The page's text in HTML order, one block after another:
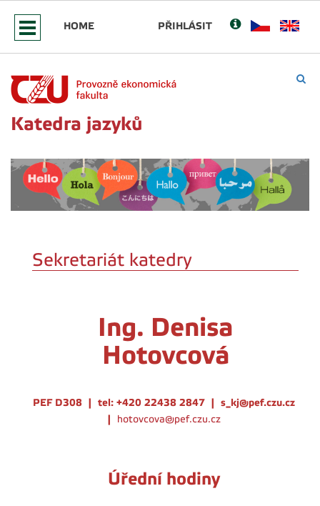
HOME PŘIHLÁSIT
Katedra jazyků
Sekretariát katedry
Ing. Denisa
Hotovcová
PEF D308 | tel: +420 22438 2847 |
s_kj@pef.czu.cz
|
hotovcova@pef.czu.cz
Úřední hodiny